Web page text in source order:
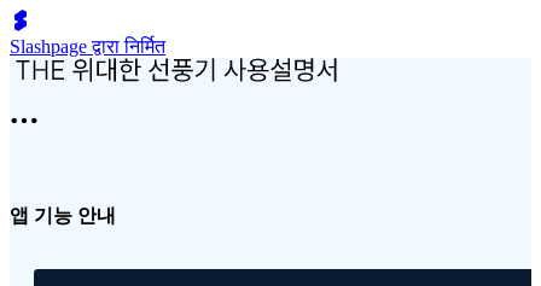
Slashpage द्वारा निर्मित
앱 기능 안내